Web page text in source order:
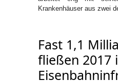
Krankenhäuser aus zwei
Fast 1,1
fließen 2017